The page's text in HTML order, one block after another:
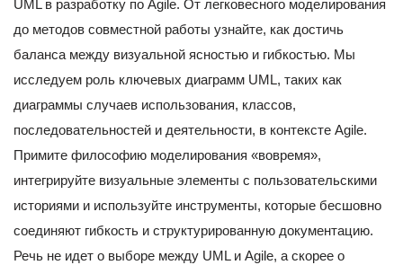
UML в разработку по Agile. От легковесного моделирования
до методов совместной работы узнайте, как достичь
баланса между визуальной ясностью и гибкостью. Мы
исследуем роль ключевых диаграмм UML, таких как
диаграммы случаев использования, классов,
последовательностей и деятельности, в контексте Agile.
Примите философию моделирования «вовремя»,
интегрируйте визуальные элементы с пользовательскими
историями и используйте инструменты, которые бесшовно
соединяют гибкость и структурированную документацию.
Речь не идет о выборе между UML и Agile, а скорее о